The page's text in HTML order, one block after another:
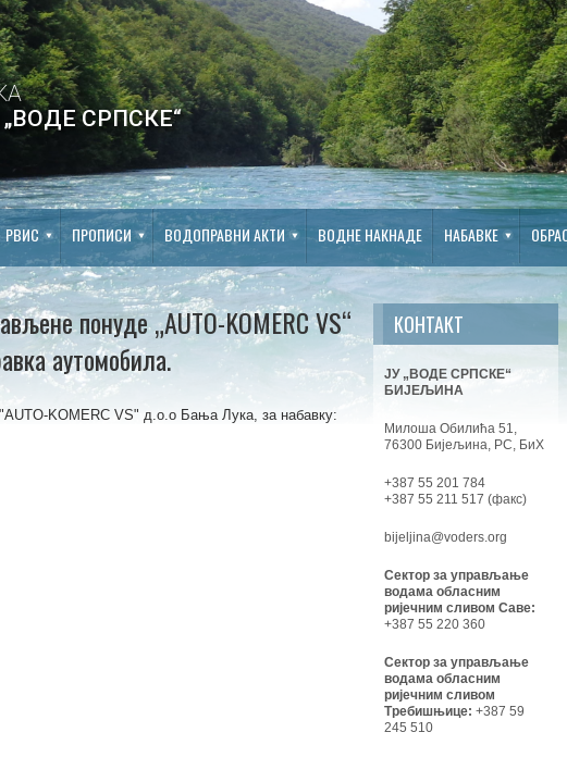
СРПСКЕ“
РВИС ПРОПИСИ ВОДОПРАВНИ АКТИ ВОДНЕ НАКНАДЕ НАБАВКЕ
понуде „АUTO-KOMERC VS“
аутомобила.
KOMERC VS" д.о.о Бања Лука, за набавку:
КОНТАКТ
ЈУ „ВОДЕ СРПСКЕ“
БИЈЕЉИНА
Милоша Обилића 51,
76300 Бијељина, РС, БиХ
+387 55 201 784
+387 55 211 517 (факс)
bijeljina@voders.org
Сектор за управљање
водама обласним
ријечним сливом Саве:
+387 55 220 360
Сектор за управљање
водама обласним
ријечним сливом
Требишњице: +387 59
245 510